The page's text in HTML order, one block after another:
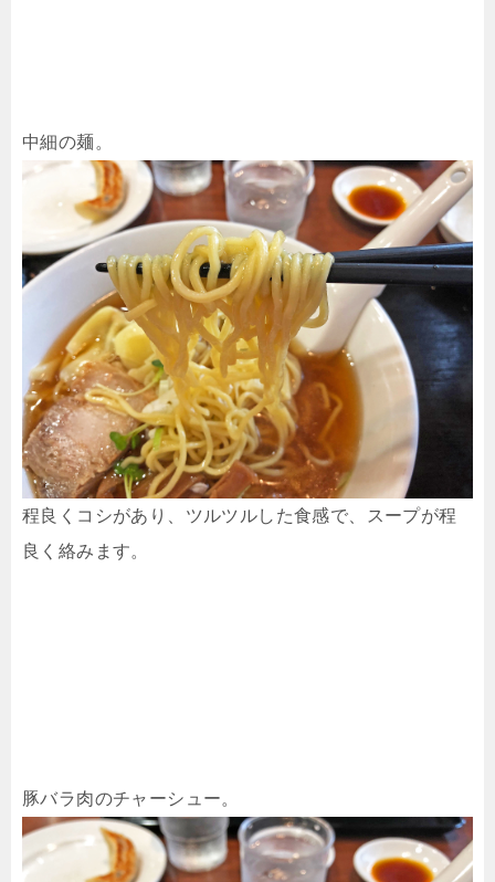
中細の麺。
程良くコシがあり、ツルツルした食感で、スープが程
良く絡みます。
豚バラ肉のチャーシュー。